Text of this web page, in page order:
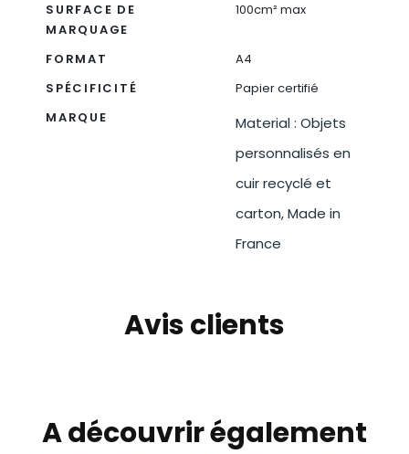
SURFACE DE
MARQUAGE
100cm² max
FORMAT
A4
SPÉCIFICITÉ
Papier certifié
MARQUE
Material : Objets
personnalisés en
cuir recyclé et
carton, Made in
France
Avis clients
A découvrir également